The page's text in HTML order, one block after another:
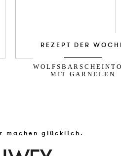
REZEPT DER
MIT GARNELEN
machen glücklich.